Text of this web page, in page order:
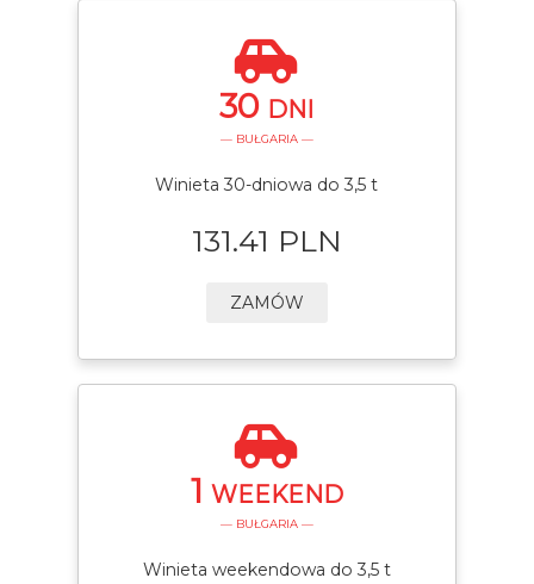
30 DNI
— BUŁGARIA —
Winieta 30-dniowa do 3,5 t
131.41 PLN
ZAMÓW
1 WEEKEND
— BUŁGARIA —
Winieta weekendowa do 3,5 t